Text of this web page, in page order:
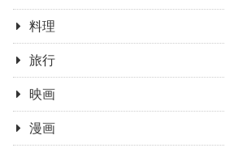
料理
旅行
映画
漫画